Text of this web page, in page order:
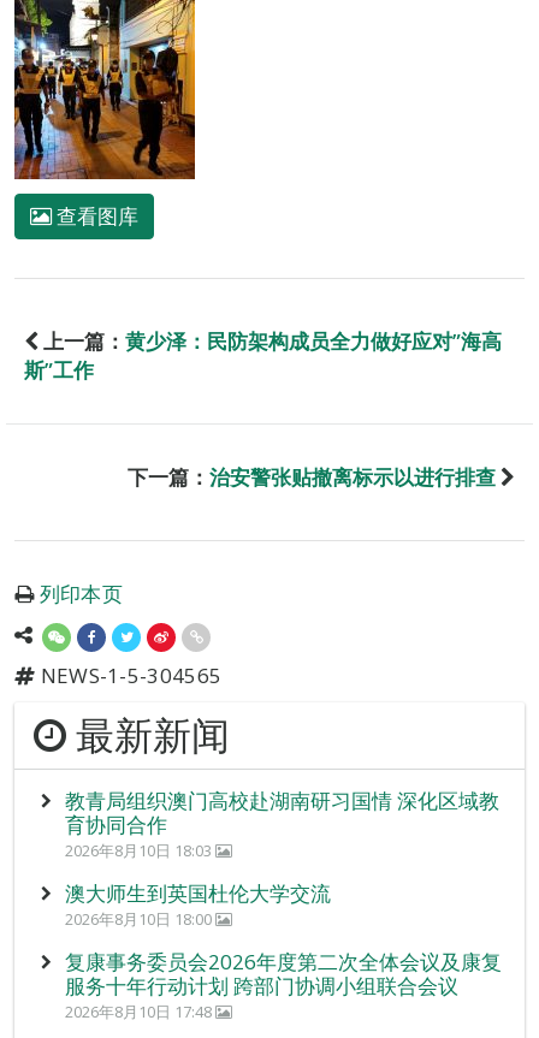
查看图库
上一篇： 黄少泽：民防架构成员全力做好应对”海高
斯”工作
下一篇： 治安警张贴撤离标示以进行排查
列印本页
NEWS-1-5-304565
最新新闻
教青局组织澳门高校赴湖南研习国情 深化区域教
育协同合作
2026年8月10日 18:03
澳大师生到英国杜伦大学交流
2026年8月10日 18:00
复康事务委员会2026年度第二次全体会议及康复
服务十年行动计划 跨部门协调小组联合会议
2026年8月10日 17:48